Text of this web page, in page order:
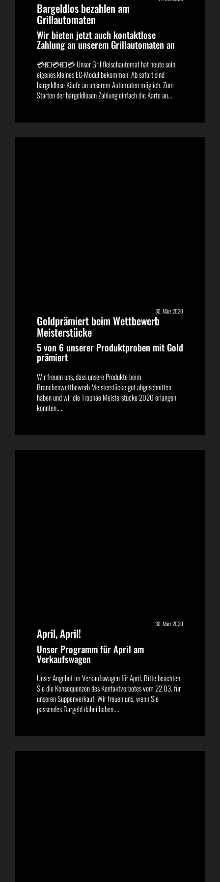
Bargeldlos bezahlen am
Grillautomaten
Wir bieten jetzt auch kontaktlose
Zahlung an unserem Grillautomaten an
💳💵💳💵💳 Unser Grillfleischautomat hat heute sein
eigenes kleines EC-Modul bekommen! Ab sofort sind
bargeldlose Käufe an unserem Automaten möglich. Zum
Starten der bargeldlosen Zahlung einfach die Karte an...
30. März 2020
Goldprämiert beim Wettbewerb
Meisterstücke
5 von 6 unserer Produktproben mit Gold
prämiert
Wir freuen uns, dass unsere Produkte beim
Branchenwettbewerb Meisterstücke gut abgeschnitten
haben und wir die Trophäe Meisterstücke 2020 erlangen
konnten....
30. März 2020
April, April!
Unser Programm für April am
Verkaufswagen
Unser Angebot im Verkaufswagen für April. Bitte beachten
Sie die Konsequenzen des Kontaktverbotes vom 22.03. für
unseren Suppenverkauf. Wir freuen uns, wenn Sie
passendes Bargeld dabei haben....